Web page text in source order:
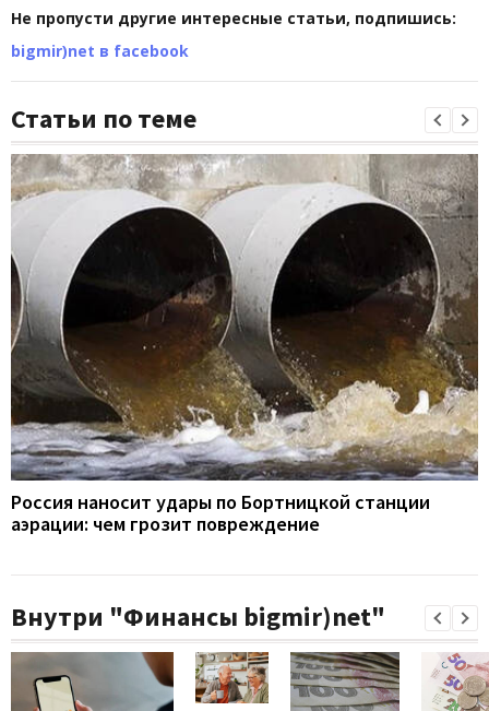
Не пропусти другие интересные статьи, подпишись:
bigmir)net в facebook
Статьи по теме
Россия наносит удары по Бортницкой станции
аэрации: чем грозит повреждение
Внутри "Финансы bigmir)net"